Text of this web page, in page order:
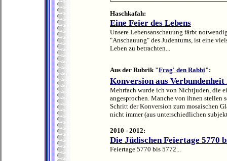
Haschkafah:
Eine Feier des Lebens
Unsere Lebensanschauung färbt
"Anschauung" des Judentums, ist eine
Leben zu betrachten...
Aus der Rubrik "Frag' den Rabbi":
Konversion aus
Mehrfach wurde ich von Nichtjuden, die
angesprochen. Manche von ihnen stellen
Schritt der Konversion zum mosaischen
nicht immer (aus unterschiedlichen
2010 - 2012:
Die Jüdischen Feiertage 5770
Feiertage 5770 bis 5772...